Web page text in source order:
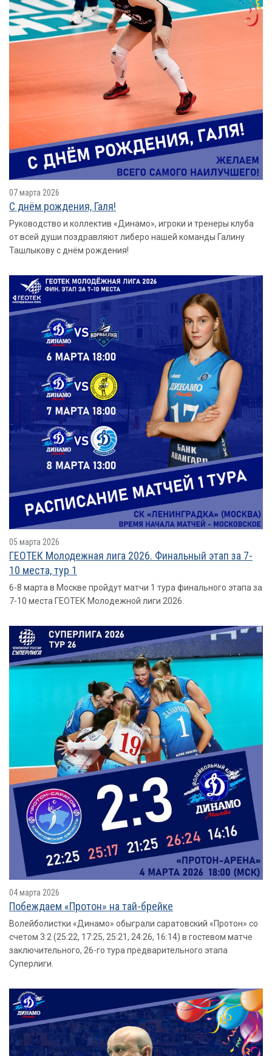
07 марта 2026
С днём рождения, Галя!
Руководство и коллектив «Динамо», игроки и тренеры клуба
от всей души поздравляют либеро нашей команды Галину
Ташлыкову с днём рождения!
05 марта 2026
ГЕОТЕК Молодежная лига 2026. Финальный этап за 7-
10 места, тур 1
6-8 марта в Москве пройдут матчи 1 тура финального этапа за
7-10 места ГЕОТЕК Молодежной лиги 2026.
04 марта 2026
Побеждаем «Протон» на тай-брейке
Волейболистки «Динамо» обыграли саратовский «Протон» со
счетом 3:2 (25:22, 17:25, 25:21, 24:26, 16:14) в гостевом матче
заключительного, 26-го тура предварительного этапа
Суперлиги.